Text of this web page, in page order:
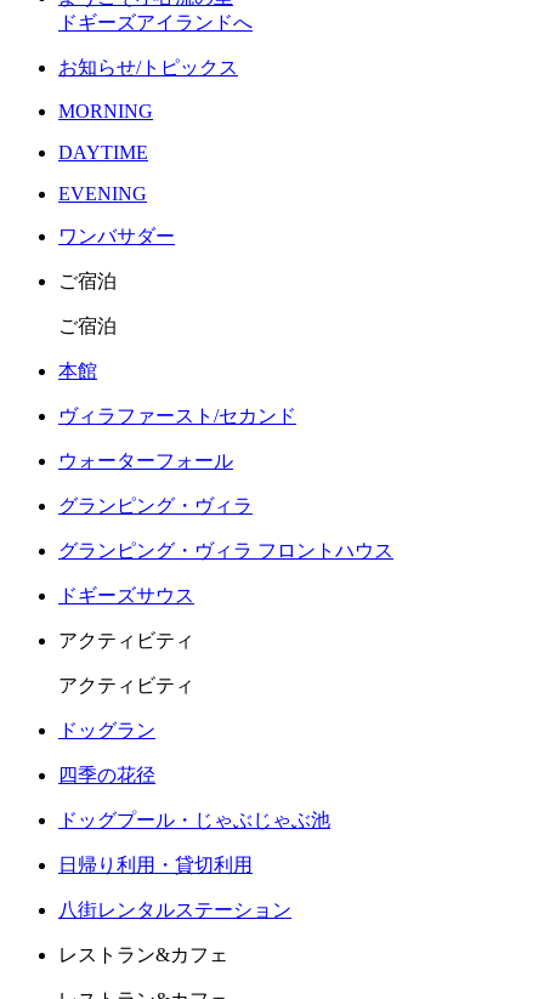
ドギーズアイランドへ
お知らせ/トピックス
MORNING
DAYTIME
EVENING
ワンバサダー
ご宿泊
ご宿泊
本館
ヴィラファースト/セカンド
ウォーターフォール
グランピング・ヴィラ
グランピング・ヴィラ フロントハウス
ドギーズサウス
アクティビティ
アクティビティ
ドッグラン
四季の花径
ドッグプール・じゃぶじゃぶ池
日帰り利用・貸切利用
八街レンタルステーション
レストラン&カフェ